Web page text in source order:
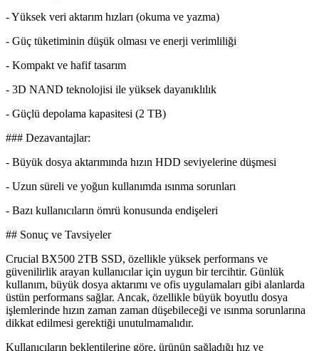
- Yüksek veri aktarım hızları (okuma ve yazma)
- Güç tüketiminin düşük olması ve enerji verimliliği
- Kompakt ve hafif tasarım
- 3D NAND teknolojisi ile yüksek dayanıklılık
- Güçlü depolama kapasitesi (2 TB)
### Dezavantajlar:
- Büyük dosya aktarımında hızın HDD seviyelerine düşmesi
- Uzun süreli ve yoğun kullanımda ısınma sorunları
- Bazı kullanıcıların ömrü konusunda endişeleri
## Sonuç ve Tavsiyeler
Crucial BX500 2TB SSD, özellikle yüksek performans ve
güvenilirlik arayan kullanıcılar için uygun bir tercihtir. Günlük
kullanım, büyük dosya aktarımı ve ofis uygulamaları gibi alanlarda
üstün performans sağlar. Ancak, özellikle büyük boyutlu dosya
işlemlerinde hızın zaman zaman düşebileceği ve ısınma sorunlarına
dikkat edilmesi gerektiği unutulmamalıdır.
Kullanıcıların beklentilerine göre, ürünün sağladığı hız ve